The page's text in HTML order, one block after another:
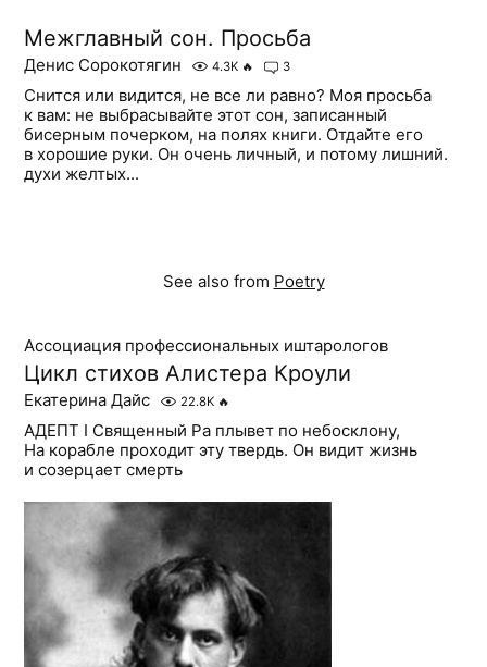
Межглавный сон. Просьба
Денис Сорокотягин 4.3K 🔥 3
Снится или видится, не все ли равно? Моя просьба
к вам: не выбрасывайте этот сон, записанный
бисерным почерком, на полях книги. Отдайте его
в хорошие руки. Он очень личный, и потому лишний.
духи желтых...
See also from Poetry
Ассоциация профессиональных иштарологов
Цикл стихов Алистера Кроули
Екатерина Дайс 22.8K 🔥
АДЕПТ I Священный Ра плывет по небосклону,
На корабле проходит эту твердь. Он видит жизнь
и созерцает смерть